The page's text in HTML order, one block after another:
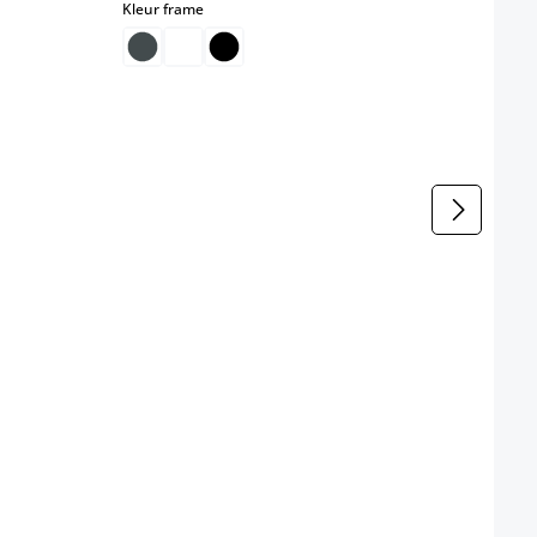
Kleur frameselect